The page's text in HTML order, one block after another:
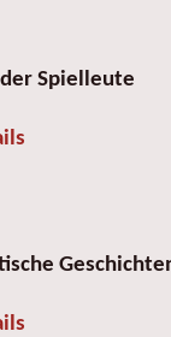
Spielleute